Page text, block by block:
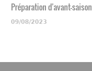
Préparation d'avant-saison
09/08/2023